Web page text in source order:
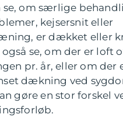
se, om særlige
kejsersnit eller
er dækket eller
også se, om der er loft
pr. år, eller om der
dækning ved
gøre en stor forskel